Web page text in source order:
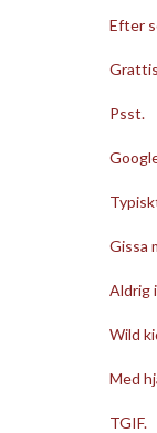
Efter
Psst.
Gissa
Aldrig
Wild
Med
TGIF.